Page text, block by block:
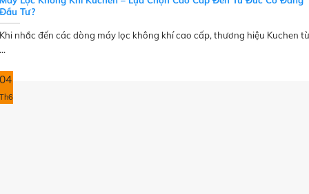
Đầu Tư?
Khi nhắc đến các dòng máy lọc không khí cao cấp, thương hiệu Kuchen từ
...
04
Th6